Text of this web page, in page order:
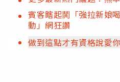
賓客瞎起鬨「強拉新娘
動」網狂讚
做到這點才有資格說愛你